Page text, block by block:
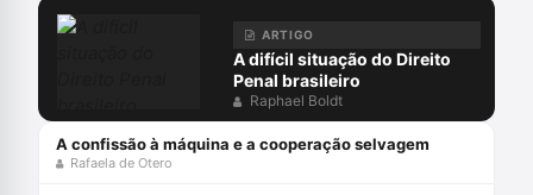
ARTIGO
A difícil situação do Direito
Penal brasileiro
Raphael Boldt
A confissão à máquina e a cooperação selvagem
Rafaela de Otero